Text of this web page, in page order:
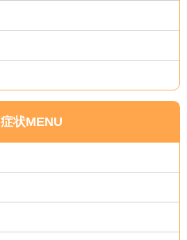
症状MENU